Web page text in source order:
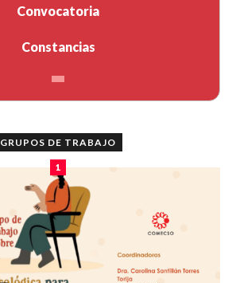
Convocatoria
Constancias
GRUPOS DE TRABAJO
1